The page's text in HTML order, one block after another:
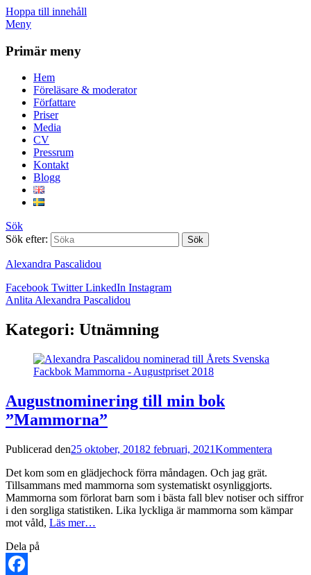
Hoppa till innehåll
Meny
Primär meny
Hem
Föreläsare & moderator
Författare
Priser
Media
CV
Pressrum
Kontakt
Blogg
Sök
Sök efter:
Alexandra Pascalidou
Facebook Twitter LinkedIn Instagram
Anlita Alexandra Pascalidou
Kategori: Utnämning
Augustnominering till min bok
”Mammorna”
Publicerad den25 oktober, 20182 februari, 2021Kommentera
Det kom som en glädjechock förra måndagen. Och jag grät.
Tillsammans med mammorna som systematiskt osynliggjorts.
Mammorna som förlorat barn som i bästa fall blev notiser och siffror
i den sorgliga statistiken. Lika lyckliga är mammorna som kämpar
mot våld, Läs mer…
Dela på